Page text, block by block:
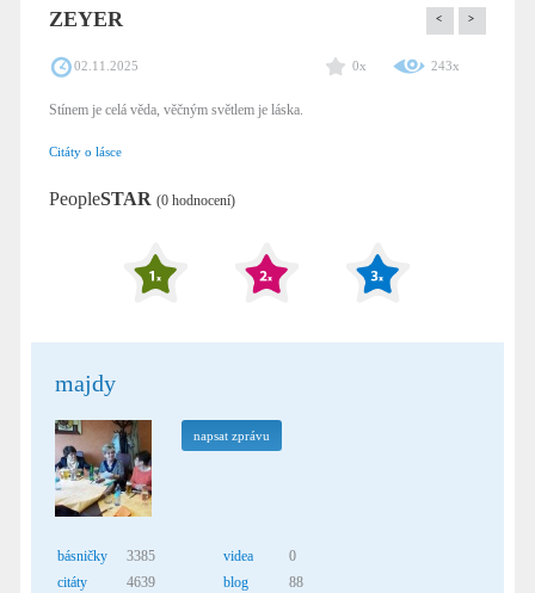
ZEYER < >
02.11.2025 0x 243x
Stínem je celá věda, věčným světlem je láska.
Citáty o lásce
PeopleSTAR (0 hodnocení)
majdy
napsat zprávu
básničky
3385
citáty
4639
videa
0
blog
88